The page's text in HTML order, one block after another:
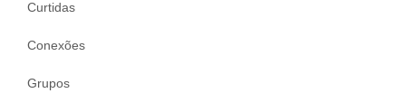
Curtidas
Conexões
Grupos